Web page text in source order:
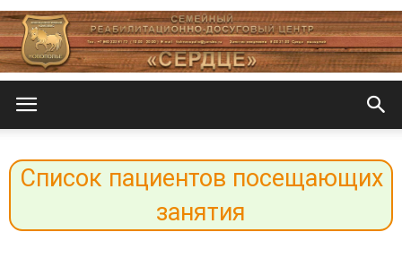
Список пациентов посещающих
занятия